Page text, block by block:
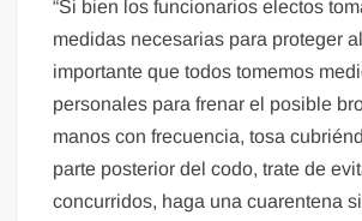
“Si bien los funcionarios electos
medidas necesarias para proteger
importante que todos tomemos
personales para frenar el posible
manos con frecuencia, tosa
parte posterior del codo, trate de
concurridos, haga una cuarentena